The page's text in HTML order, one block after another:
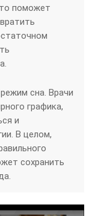
поможет
сна. Врачи
графика,
и
В целом,
сохранить